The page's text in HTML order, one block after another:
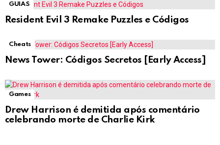
GUIAS
Resident Evil 3 Remake Puzzles e Códigos
Cheats
News Tower: Códigos Secretos [Early Access]
Games
Drew Harrison é demitida após comentário
celebrando morte de Charlie Kirk